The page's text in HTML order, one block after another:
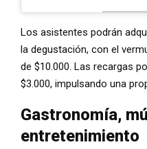
Los asistentes podrán
la degustación, con el
de $10.000. Las recargas
$3.000, impulsando una
Gastronomía,
entretenimiento